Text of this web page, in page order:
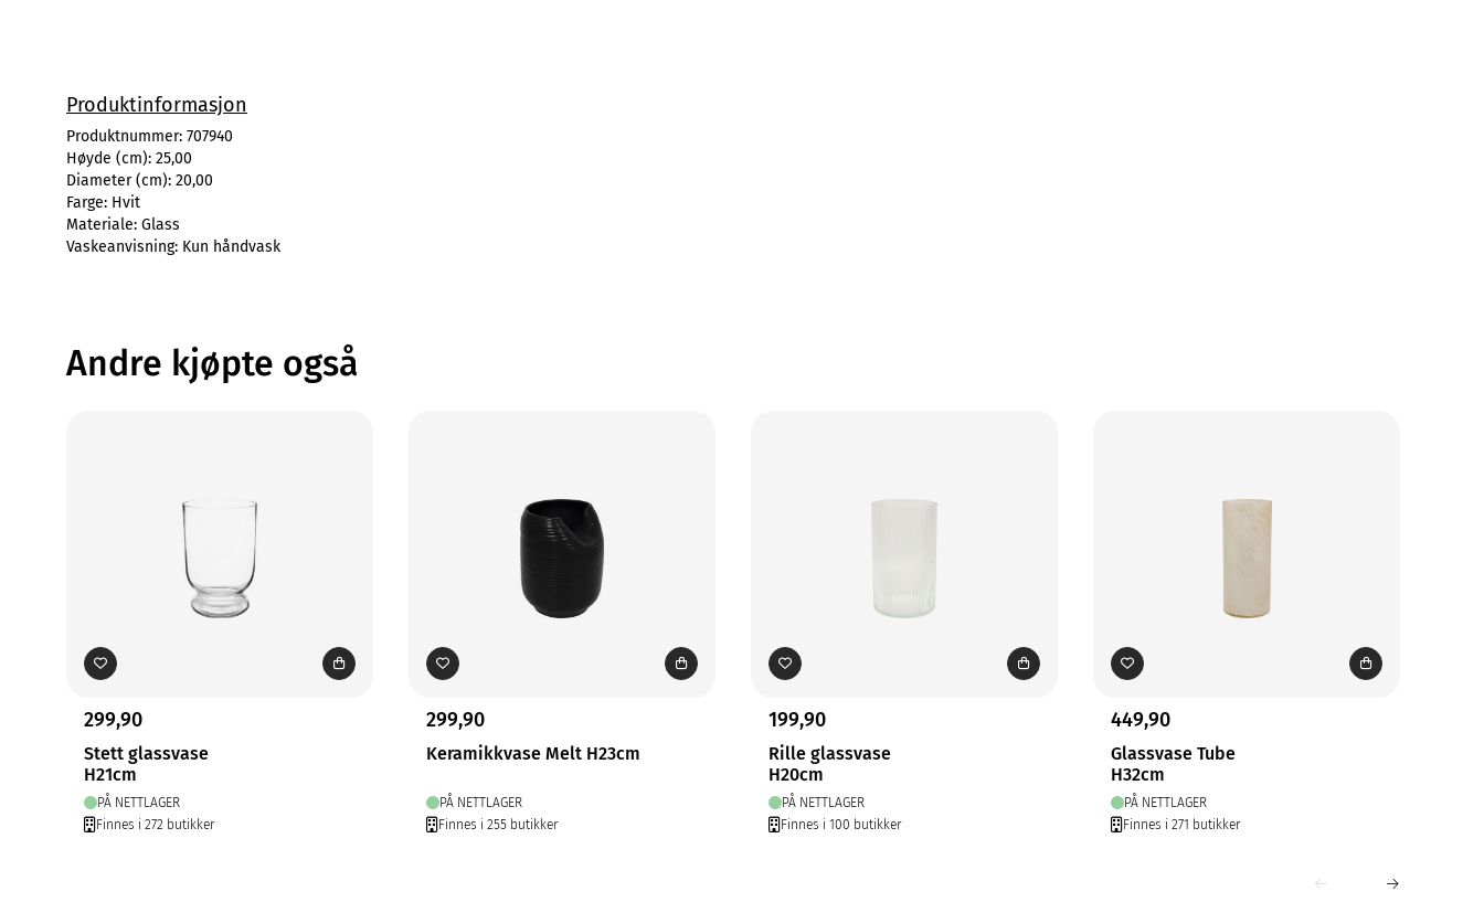
Produktinformasjon
Produktnummer: 707940
Høyde (cm): 25,00
Diameter (cm): 20,00
Farge: Hvit
Materiale: Glass
Vaskeanvisning: Kun håndvask
Andre kjøpte også
299,90
Stett glassvase
H21cm
PÅ NETTLAGER
Finnes i 272 butikker
299,90
Keramikkvase Melt H23cm
PÅ NETTLAGER
Finnes i 255 butikker
199,90
Rille glassvase
H20cm
PÅ NETTLAGER
Finnes i 100 butikker
449,90
Glassvase Tube
H32cm
PÅ NETTLAGER
Finnes i 271 butikker